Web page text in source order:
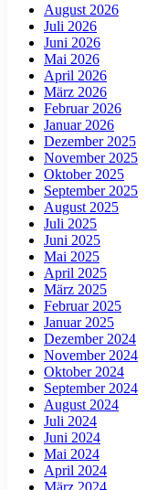
August 2026
Juli 2026
Juni 2026
Mai 2026
April 2026
März 2026
Februar 2026
Januar 2026
Dezember 2025
November 2025
Oktober 2025
September 2025
August 2025
Juli 2025
Juni 2025
Mai 2025
April 2025
März 2025
Februar 2025
Januar 2025
Dezember 2024
November 2024
Oktober 2024
September 2024
August 2024
Juli 2024
Juni 2024
Mai 2024
April 2024
März 2024